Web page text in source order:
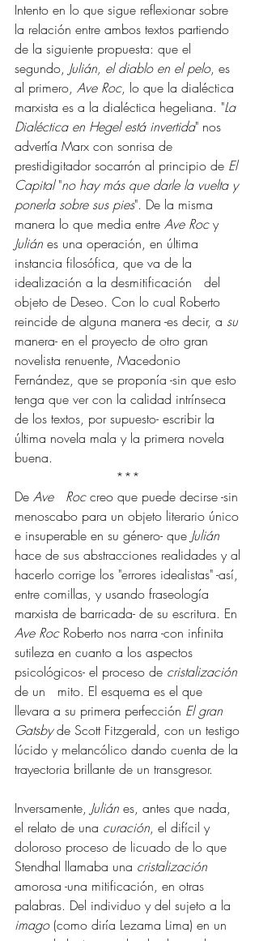
Intento en lo que sigue reflexionar sobre
la relación entre ambos textos partiendo
de la siguiente propuesta: que el
segundo, Julián, el diablo en el pelo, es
al primero, Ave Roc, lo que la dialéctica
marxista es a la dialéctica hegeliana. "La
Dialéctica en Hegel está invertida" nos
advertía Marx con sonrisa de
prestidigitador socarrón al principio de El
Capital "no hay más que darle la vuelta y
ponerla sobre sus pies". De la misma
manera lo que media entre Ave Roc y
Julián es una operación, en última
instancia filosófica, que va de la
idealización a la desmitificación   del
objeto de Deseo. Con lo cual Roberto
reincide de alguna manera -es decir, a su
manera- en el proyecto de otro gran
novelista renuente, Macedonio
Fernández, que se proponía -sin que esto
tenga que ver con la calidad intrínseca
de los textos, por supuesto- escribir la
última novela mala y la primera novela
buena.
***
De Ave   Roc creo que puede decirse -sin
menoscabo para un objeto literario único
e insuperable en su género- que Julián
hace de sus abstracciones realidades y al
hacerlo corrige los "errores idealistas" -así,
entre comillas, y usando fraseología
marxista de barricada- de su escritura. En
Ave Roc Roberto nos narra -con infinita
sutileza en cuanto a los aspectos
psicológicos- el proceso de cristalización
de un   mito. El esquema es el que
llevara a su primera perfección El gran
Gatsby de Scott Fitzgerald, con un testigo
lúcido y melancólico dando cuenta de la
trayectoria brillante de un transgresor.
Inversamente, Julián es, antes que nada,
el relato de una curación, el difícil y
doloroso proceso de licuado de lo que
Stendhal llamaba una cristalización
amorosa -una mitificación, en otras
palabras. Del individuo y del sujeto a la
imago (como diría Lezama Lima) en un